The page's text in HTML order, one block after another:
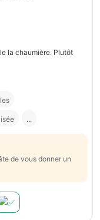
la chaumière. Plutôt
...
de vous donner un